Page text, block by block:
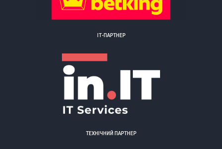
ІТ-ПАРТНЕР
ТЕХНІЧНИЙ ПАРТНЕР